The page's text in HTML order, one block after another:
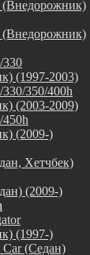
330
(1997-2003)
350/400h
(2003-2009)
(2009-)
Хетчбек)
(2009-)
(1997-)
(Седан)